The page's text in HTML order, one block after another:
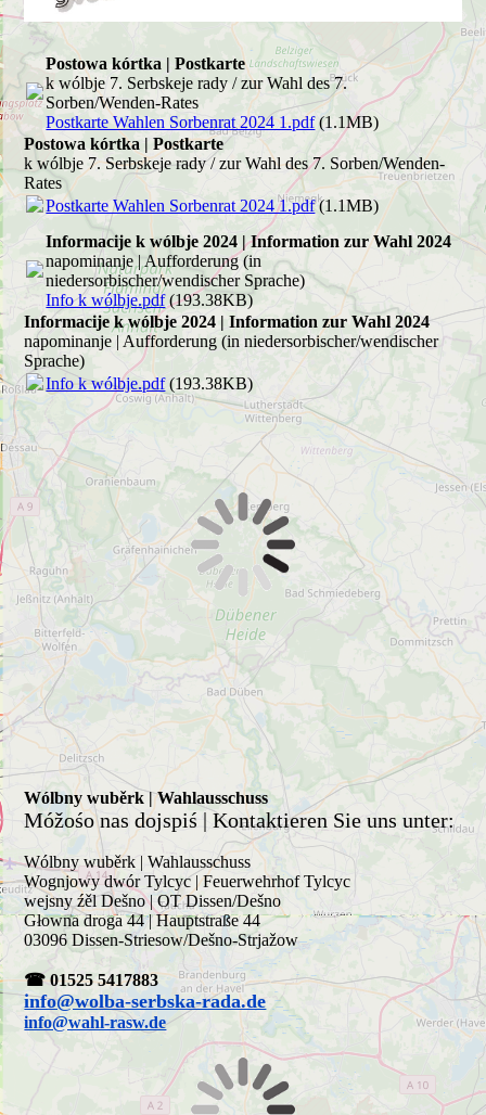
Postowa kórtka | Postkarte
k wólbje 7. Serbskeje rady / zur Wahl des 7.
Sorben/Wenden-Rates
Postkarte Wahlen Sorbenrat 2024 1.pdf(1.1MB)
Postowa kórtka | Postkarte
k wólbje 7. Serbskeje rady / zur Wahl des 7. Sorben/Wenden-
Rates
Postkarte Wahlen Sorbenrat 2024 1.pdf(1.1MB)
Informacije k wólbje 2024 | Information zur Wahl 2024
napominanje | Aufforderung (in
niedersorbischer/wendischer Sprache)
Info k wólbje.pdf(193.38KB)
Informacije k wólbje 2024 | Information zur Wahl 2024
napominanje | Aufforderung (in niedersorbischer/wendischer
Sprache)
Info k wólbje.pdf(193.38KB)
Wólbny wuběrk | Wahlausschuss
Móžośo nas dojspiś | Kontaktieren Sie uns unter:
Wólbny wuběrk | Wahlausschuss
Wognjowy dwór Tylcyc | Feuerwehrhof Tylcyc
wejsny źěl Dešno | OT Dissen/Dešno
Głowna droga 44 | Hauptstraße 44
03096 Dissen-Striesow/Dešno-Strjažow
☎ 01525 5417883
info@wolba-serbska-rada.de
info@wahl-rasw.de